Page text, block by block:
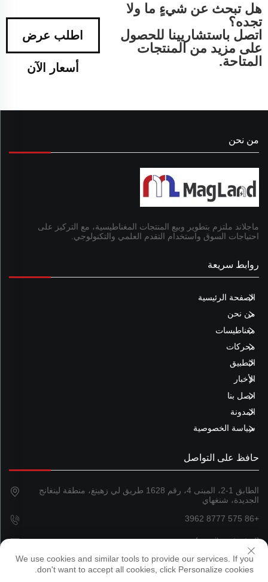
هل تبحث عن شيءٍ ما ولا
تجده؟
اتصل باستشاريينا للحصول
على مزيد من المنتجات
المتاحة.
اطلب عرض
أسعار الآن
من نحن
ماجلاند ملتزم بتطوير وبيع المنتجات المغناطيسية، مع التركيز على
احتياجات السوق واستخدام التقدم العلمي والتكنولوجي.
روابط سريعة
الصفحة الرئيسية
من نحن
مغناطيسات
محركات
التطبيق
الأخبار
اتصل بنا
المدونة
سياسة الخصوصية
حافظ على التواصل
الطابق 1-2، المبنى 4، رقم 1628 طريق لي زهينغ، منطقة لينغانج
الجديدة، شنغهاي
+86 575 8777 3962
[email protected]
We use cookies and similar tools to provide our services. If you
don't want to accept all cookies, click Personalize cookies.